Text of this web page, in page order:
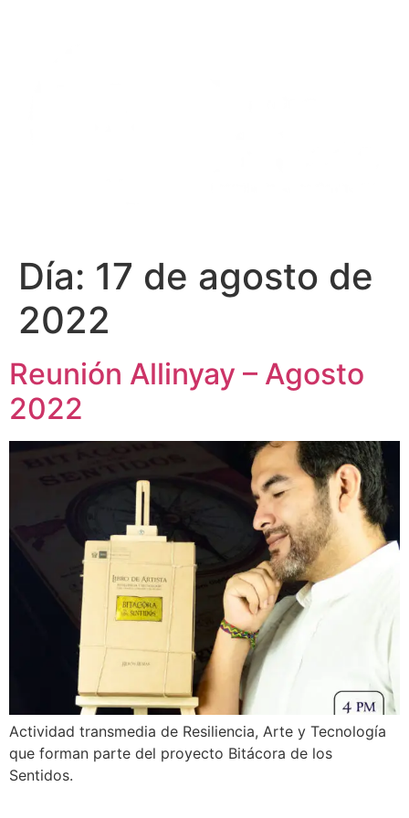
Día: 17 de agosto de
2022
Reunión Allinyay – Agosto
2022
Actividad transmedia de Resiliencia, Arte y Tecnología
que forman parte del proyecto Bitácora de los
Sentidos.